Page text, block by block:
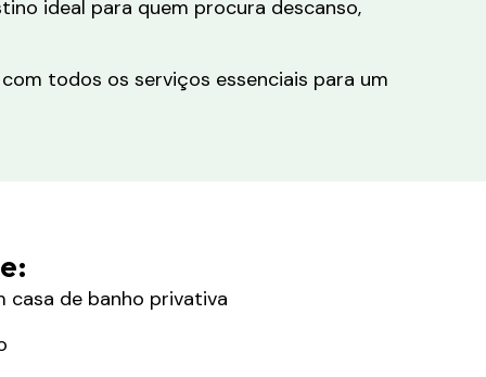
ideal para quem procura descanso,
todos os serviços essenciais para um
casa de banho privativa